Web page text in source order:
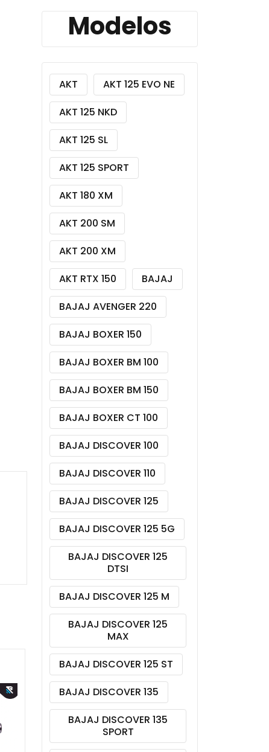
Modelos
AKT
AKT 125 EVO NE
AKT 125 NKD
AKT 125 SL
AKT 125 SPORT
AKT 180 XM
AKT 200 SM
AKT 200 XM
AKT RTX 150
BAJAJ
BAJAJ AVENGER 220
BAJAJ BOXER 150
BAJAJ BOXER BM 100
BAJAJ BOXER BM 150
BAJAJ BOXER CT 100
BAJAJ DISCOVER 100
BAJAJ DISCOVER 110
BAJAJ DISCOVER 125
BAJAJ DISCOVER 125 5G
BAJAJ DISCOVER 125
DTSI
BAJAJ DISCOVER 125 M
BAJAJ DISCOVER 125
MAX
BAJAJ DISCOVER 125 ST
BAJAJ DISCOVER 135
BAJAJ DISCOVER 135
SPORT